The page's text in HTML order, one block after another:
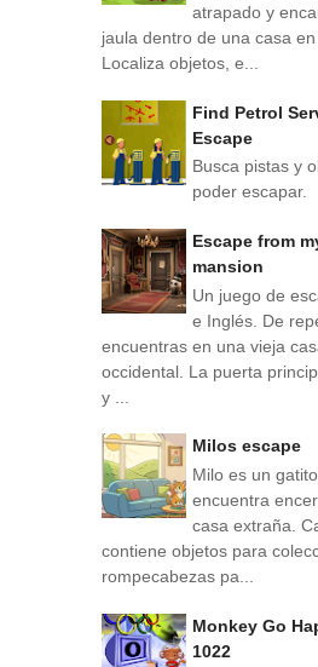
atrapado y
jaula dentro de una casa en
Localiza objetos, e...
Find Petrol
Escape
Busca pistas y
poder escapar.
Escape from
mansion
Un juego de
e Inglés. De
encuentras en una vieja
occidental. La puerta
y ...
Milos escape
Milo es un
encuentra
casa extraña.
contiene objetos para
rompecabezas pa...
Monkey Go
1022